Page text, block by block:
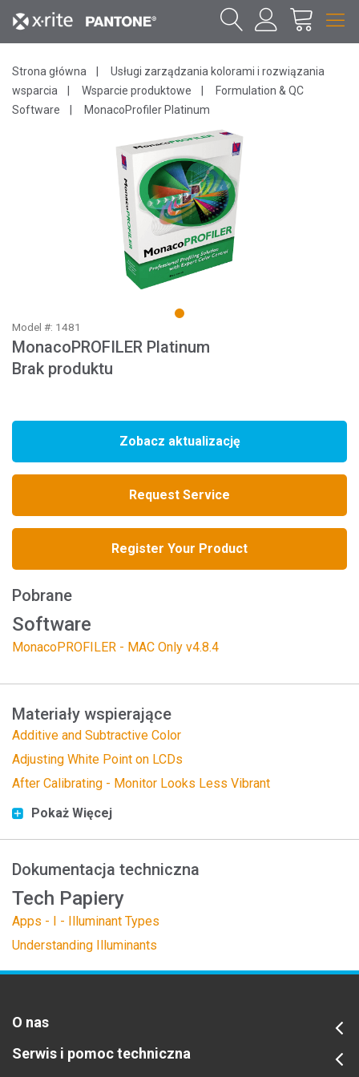
Strona główna
Usługi zarządzania kolorami i rozwiązania
wsparcia
Wsparcie produktowe
Formulation & QC
Software
MonacoProfiler Platinum
1
Model #: 1481
MonacoPROFILER Platinum
Brak produktu
Zobacz aktualizację
Request Service
Register Your Product
Pobrane
Software
MonacoPROFILER - MAC Only v4.8.4
Materiały wspierające
Additive and Subtractive Color
Adjusting White Point on LCDs
After Calibrating - Monitor Looks Less Vibrant
Pokaż Więcej
Dokumentacja techniczna
Tech Papiery
Apps - I - Illuminant Types
Understanding Illuminants
O nas
Serwis i pomoc techniczna